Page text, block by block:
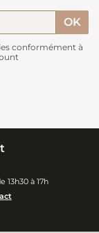
conformément à
13h30 à 17h